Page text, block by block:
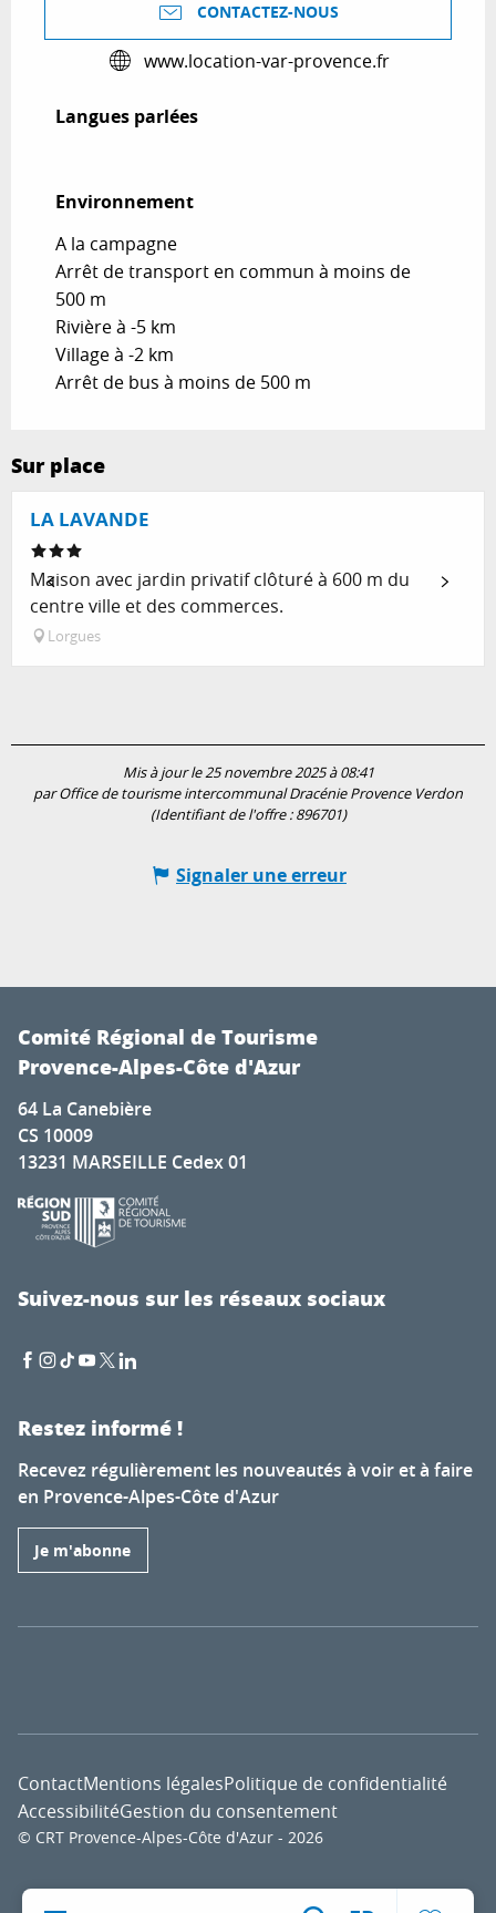
CONTACTEZ-NOUS
www.location-var-provence.fr
Langues parlées
Langues parlées
Environnement
Environnement
A la campagne
Arrêt de transport en commun à moins de
500 m
Rivière à -5 km
Village à -2 km
Arrêt de bus à moins de 500 m
Sur place
LA LAVANDE
Maison avec jardin privatif clôturé à 600 m du
centre ville et des commerces.
Lorgues
Mis à jour le 25 novembre 2025 à 08:41
par Office de tourisme intercommunal Dracénie Provence Verdon
(Identifiant de l'offre :896701)
Signaler une erreur
Comité Régional de Tourisme
Provence-Alpes-Côte d'Azur
64 La Canebière
CS 10009
13231 MARSEILLE Cedex 01
Suivez-nous sur les réseaux sociaux
Restez informé !
Recevez régulièrement les nouveautés à voir et à faire
en Provence-Alpes-Côte d'Azur
Je m'abonne
© CRT Provence-Alpes-Côte d'Azur - 2026
ContactMentions légalesPolitique de confidentialité
AccessibilitéGestion du consentement